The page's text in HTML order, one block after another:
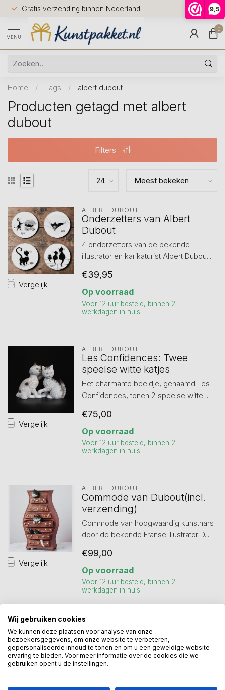
9,5
Gratis verzending binnen Nederland
Voor
huis
9.5
MENU
0
Home / Tags / albert dubout
Producten getagd met albert
dubout
Filters
Vergelijk
ALBERT DUBOUT
Onderzetters van Albert
Dubout
4 onderzetters van de bekende
illustrator en karikaturist Albert Dubou...
€39,95
Op voorraad
Voor 12 uur besteld, binnen 2
werkdagen in huis.
Vergelijk
ALBERT DUBOUT
Les Confidences: Twee
speelse witte katjes
Het charmante beeldje, genaamd Les
Confidences, tonen 2 speelse witte ...
€75,00
Op voorraad
Voor 12 uur besteld, binnen 2
werkdagen in huis.
Vergelijk
ALBERT DUBOUT
Commode van Dubout(incl.
verzending)
Commode van hoogwaardig kunsthars
door de bekende Franse illustrator D...
€99,00
Op voorraad
Voor 12 uur besteld, binnen 2
werkdagen in huis.
Toon1-3van 3
Wij gebruiken cookies
We kunnen deze plaatsen voor analyse van onze
bezoekersgegevens, om onze website te verbeteren,
gepersonaliseerde inhoud te tonen en om u een geweldige website-
ervaring te bieden. Voor meer informatie over de cookies die we
gebruiken opent u de instellingen.